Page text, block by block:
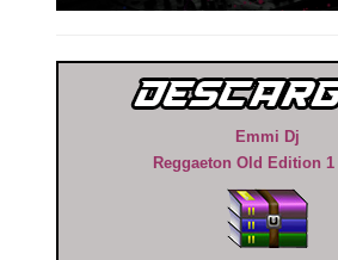
Emmi Dj
Reggaeton Old Edition 1